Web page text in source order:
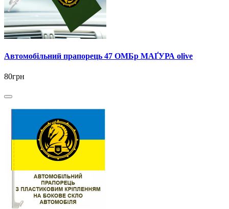
Автомобільний прапорець 47 ОМБр МАҐУРА olive
80грн